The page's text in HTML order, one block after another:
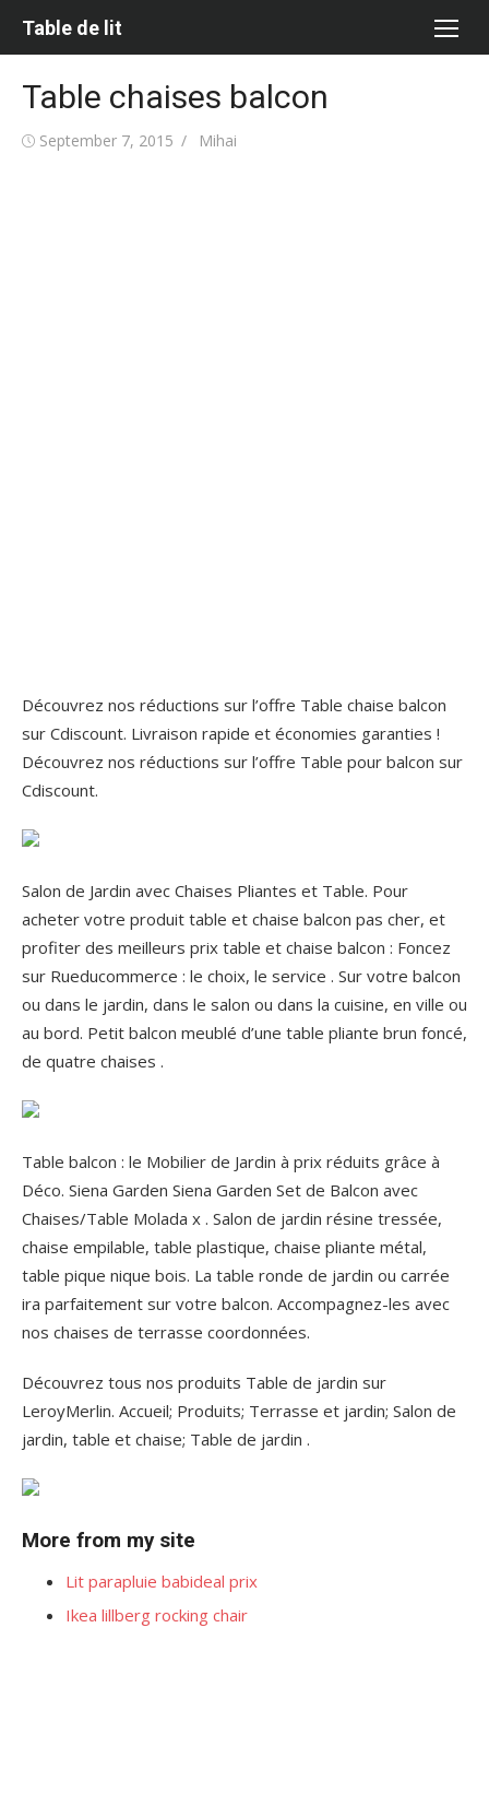
Table de lit
Table chaises balcon
Posted
September 7, 2015 Author
Mihai
Découvrez nos réductions sur l’offre Table chaise balcon
sur Cdiscount. Livraison rapide et économies garanties !
Découvrez nos réductions sur l’offre Table pour balcon sur
Cdiscount.
Salon de Jardin avec Chaises Pliantes et Table. Pour
acheter votre produit table et chaise balcon pas cher, et
profiter des meilleurs prix table et chaise balcon : Foncez
sur Rueducommerce : le choix, le service . Sur votre balcon
ou dans le jardin, dans le salon ou dans la cuisine, en ville ou
au bord. Petit balcon meublé d’une table pliante brun foncé,
de quatre chaises .
Table balcon : le Mobilier de Jardin à prix réduits grâce à
Déco. Siena Garden Siena Garden Set de Balcon avec
Chaises/Table Molada x . Salon de jardin résine tressée,
chaise empilable, table plastique, chaise pliante métal,
table pique nique bois. La table ronde de jardin ou carrée
ira parfaitement sur votre balcon. Accompagnez-les avec
nos chaises de terrasse coordonnées.
Découvrez tous nos produits Table de jardin sur
LeroyMerlin. Accueil; Produits; Terrasse et jardin; Salon de
jardin, table et chaise; Table de jardin .
More from my site
Lit parapluie babideal prix
Ikea lillberg rocking chair